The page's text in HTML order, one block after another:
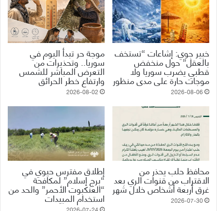
خبير جوي: إشاعات “تستخف
بالعقل” حول منخفض
قطبي يضرب سوريا ولا
موجات حارة على مدى منظور
2026-08-06
موجة حر تبدأ اليوم في
سوريا.. وتحذيرات من
التعرض المباشر للشمس
وارتفاع خطر الحرائق
2026-08-02
محافظ حلب يحذر من
الاقتراب من قنوات الري بعد
غرق أربعة أشخاص خلال شهر
2026-07-30
إطلاق مفترس حيوي في
“برج إسلام” لمكافحة
“العنكبوت الأحمر” والحد من
استخدام المبيدات